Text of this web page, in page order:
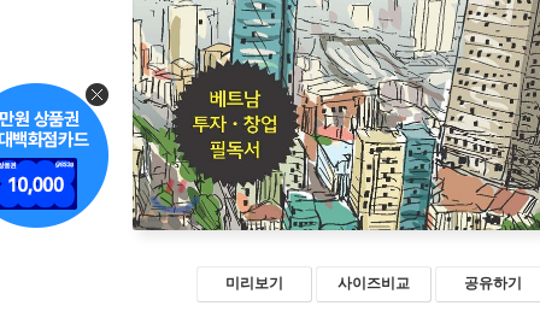
미리보기 사이즈비교 공유하기